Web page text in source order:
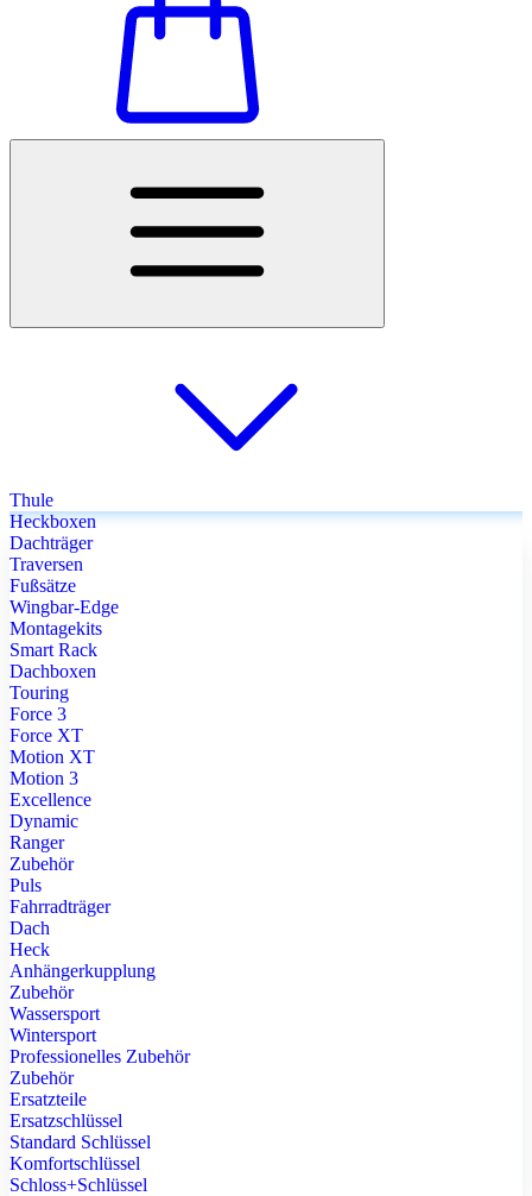
Thule
Heckboxen
Dachträger
Traversen
Fußsätze
Wingbar-Edge
Montagekits
Smart Rack
Dachboxen
Touring
Force 3
Force XT
Motion XT
Motion 3
Excellence
Dynamic
Ranger
Zubehör
Puls
Fahrradträger
Dach
Heck
Anhängerkupplung
Zubehör
Wassersport
Wintersport
Professionelles Zubehör
Zubehör
Ersatzteile
Ersatzschlüssel
Standard Schlüssel
Komfortschlüssel
Schloss+Schlüssel